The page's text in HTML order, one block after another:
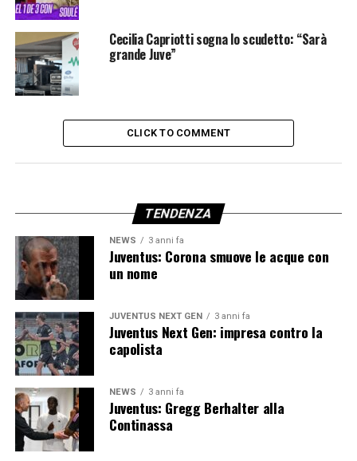
Cecilia Capriotti sogna lo scudetto: “Sarà
grande Juve”
CLICK TO COMMENT
TENDENZA
NEWS 3 anni fa
Juventus: Corona smuove le acque con
un nome
JUVENTUS NEXT GEN 3 anni fa
Juventus Next Gen: impresa contro la
capolista
NEWS 3 anni fa
Juventus: Gregg Berhalter alla
Continassa